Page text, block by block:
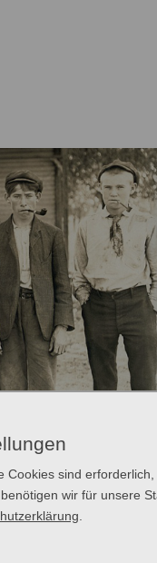
Schon im 16.
so weit blicken wir in
die Jugend in den
Cookies sind erforderlich,
wir für unsere